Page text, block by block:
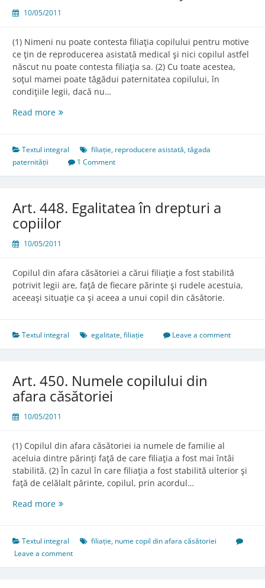
10/05/2011
(1) Nimeni nu poate contesta filiaţia copilului pentru motive
ce ţin de reproducerea asistată medical şi nici copilul astfel
născut nu poate contesta filiaţia sa. (2) Cu toate acestea,
soţul mamei poate tăgădui paternitatea copilului, în
condiţiile legii, dacă nu…
Read moreArt.
filiaţiei
Textul integral filiație, reproducere asistată,tăgada
paternității
1 Comment
Art. 448. Egalitatea în drepturi a
copiilor
10/05/2011
Copilul din afara căsătoriei a cărui filiaţie a fost stabilită
potrivit legii are, faţă de fiecare părinte şi rudele acestuia,
aceeaşi situaţie ca şi aceea a unui copil din căsătorie.
Textul integral egalitate,filiație Leave a comment
Art. 450. Numele copilului din
afara căsătoriei
10/05/2011
(1) Copilul din afara căsătoriei ia numele de familie al
aceluia dintre părinţi faţă de care filiaţia a fost mai întâi
stabilită. (2) În cazul în care filiaţia a fost stabilită ulterior şi
faţă de celălalt părinte, copilul, prin acordul…
Read moreArt.
copilului
din
afara
Textul integral filiație, nume copil din afara căsătoriei
Leave a comment